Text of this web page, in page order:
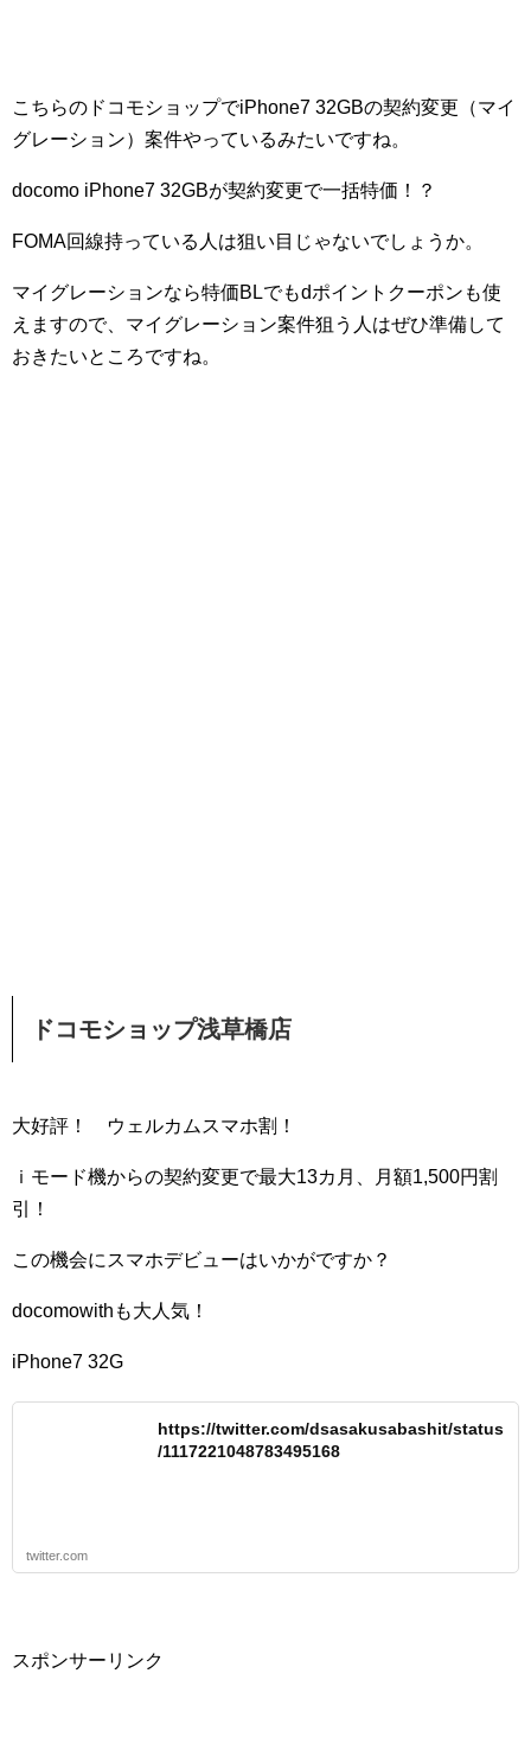
こちらのドコモショップでiPhone7 32GBの契約変更（マイ
グレーション）案件やっているみたいですね。
docomo iPhone7 32GBが契約変更で一括特価！？
FOMA回線持っている人は狙い目じゃないでしょうか。
マイグレーションなら特価BLでもdポイントクーポンも使
えますので、マイグレーション案件狙う人はぜひ準備して
おきたいところですね。
ドコモショップ浅草橋店
大好評！ ウェルカムスマホ割！
ｉモード機からの契約変更で最大13カ月、月額1,500円割
引！
この機会にスマホデビューはいかがですか？
docomowithも大人気！
iPhone7 32G
https://twitter.com/dsasakusabashit/status
/1117221048783495168
twitter.com
スポンサーリンク